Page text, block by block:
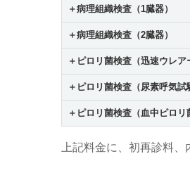
＋病理組織検査（1臓器）
＋病理組織検査（2臓器）
＋ピロリ菌検査（迅速ウレア
＋ピロリ菌検査（尿素呼気試
＋ピロリ菌検査（血中ピロリ
上記料金に、初再診料、